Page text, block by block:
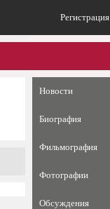
Регистрация
Новости
Биография
Фильмография
Фотографии
Обсуждения